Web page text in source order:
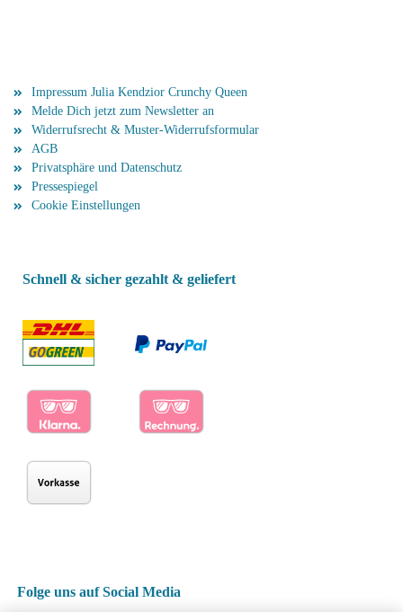
Impressum Julia Kendzior Crunchy Queen
Melde Dich jetzt zum Newsletter an
Widerrufsrecht & Muster-Widerrufsformular
AGB
Privatsphäre und Datenschutz
Pressespiegel
Cookie Einstellungen
Schnell & sicher gezahlt & geliefert
Folge uns auf Social Media